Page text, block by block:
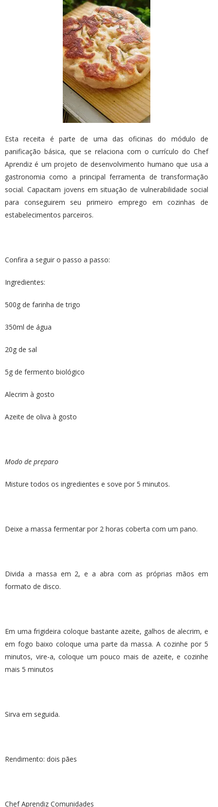
Esta receita é parte de uma das oficinas do módulo de
panificação básica, que se relaciona com o currículo do Chef
Aprendiz é um projeto de desenvolvimento humano que usa a
gastronomia como a principal ferramenta de transformação
social. Capacitam jovens em situação de vulnerabilidade social
para conseguirem seu primeiro emprego em cozinhas de
estabelecimentos parceiros.
Confira a seguir o passo a passo:
Ingredientes:
500g de farinha de trigo
350ml de água
20g de sal
5g de fermento biológico
Alecrim à gosto
Azeite de oliva à gosto
Modo de preparo
Misture todos os ingredientes e sove por 5 minutos.
Deixe a massa fermentar por 2 horas coberta com um pano.
Divida a massa em 2, e a abra com as próprias mãos em
formato de disco.
Em uma frigideira coloque bastante azeite, galhos de alecrim, e
em fogo baixo coloque uma parte da massa. A cozinhe por 5
minutos, vire-a, coloque um pouco mais de azeite, e cozinhe
mais 5 minutos
Sirva em seguida.
Rendimento: dois pães
Chef Aprendiz Comunidades